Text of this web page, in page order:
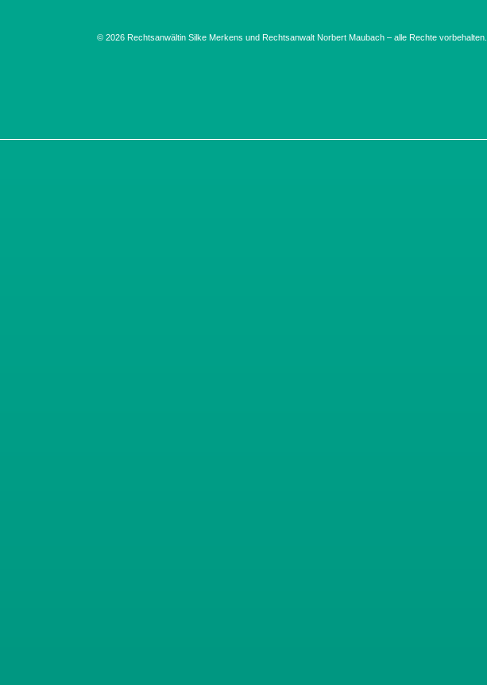
© 2026 Rechtsanwältin Silke Merkens und Rechtsanwalt Norbert Maubach – alle Rechte vorbehalten.